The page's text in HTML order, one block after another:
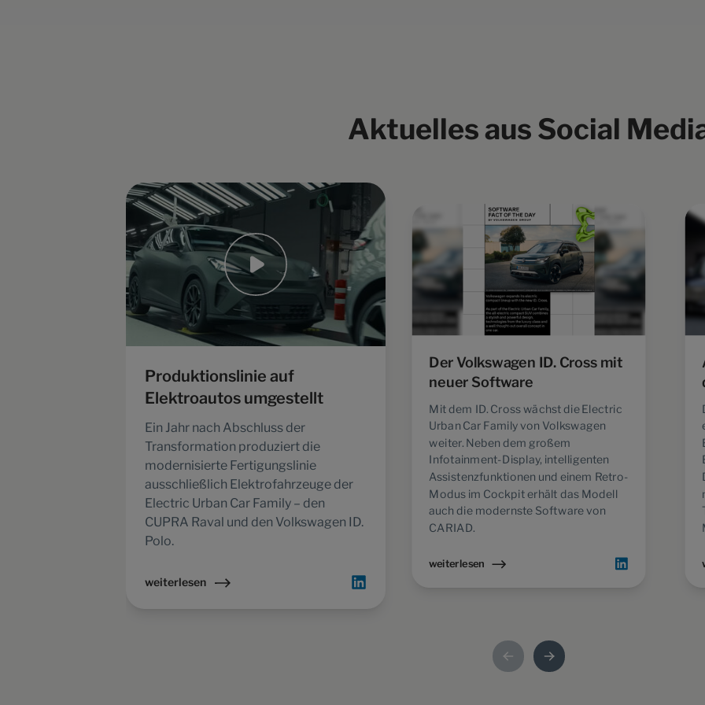
Aktuelles aus Social
Produktionslinie auf
Elektroautos umgestellt
Ein Jahr nach Abschluss der
Transformation produziert die
modernisierte Fertigungslinie
ausschließlich Elektrofahrzeuge der
Electric Urban Car Family – den
CUPRA Raval und den Volkswagen ID.
Polo.
weiterlesen
Der Volkswagen ID. Cross mit
neuer Software
Mit dem ID. Cross wächst die Electric
Urban Car Family von Volkswagen
weiter. Neben dem großem
Infotainment-Display, intelligenten
Assistenzfunktionen und einem Retro-
Modus im Cockpit erhält das Modell
auch die modernste Software von
CARIAD.
weiterlesen